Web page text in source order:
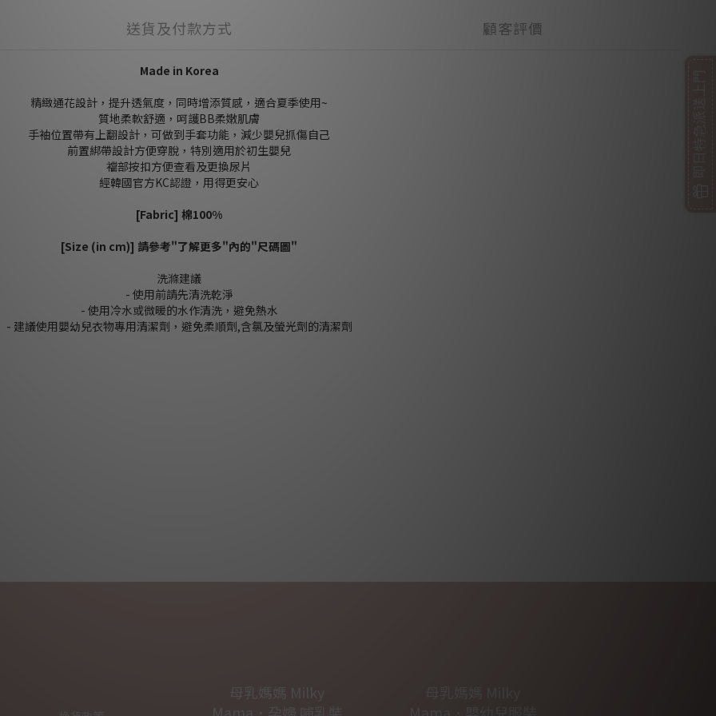
送貨及付款方式 顧客評價
Made in Korea
精緻通花設計，提升透氣度，同時增添質感，適合夏季使用~
質地柔軟舒適，呵護BB柔嫩肌膚
手袖位置帶有上翻設計，可做到手套功能，減少嬰兒抓傷自己
前置綁帶設計方便穿脫，特別適用於初生嬰兒
襠部按扣方便查看及更換尿片
經韓國官方KC認證，用得更安心
[Fabric] 棉100%
[Size (in cm)] 請參考"了解更多"內的"尺碼圖"
洗滌建議
- 使用前請先清洗乾淨
- 使用冷水或微暖的水作清洗，避免熱水
- 建議使用嬰幼兒衣物專用清潔劑，避免柔順劑,含氯及螢光劑的清潔劑
母乳媽媽 Milky